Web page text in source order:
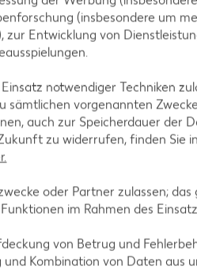
circa 15 bis 20 Min.
(insbesondere um
Entwicklung von
notwendiger Techniken
sämtlichen vorgenannten
auch zur Speicherdauer der
zu widerrufen, finden Sie
oder Partner zulassen;
im Rahmen des
von Betrug und
Kombination von Daten aus